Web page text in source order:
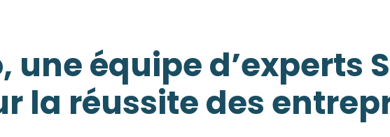
une équipe d’experts
la réussite des